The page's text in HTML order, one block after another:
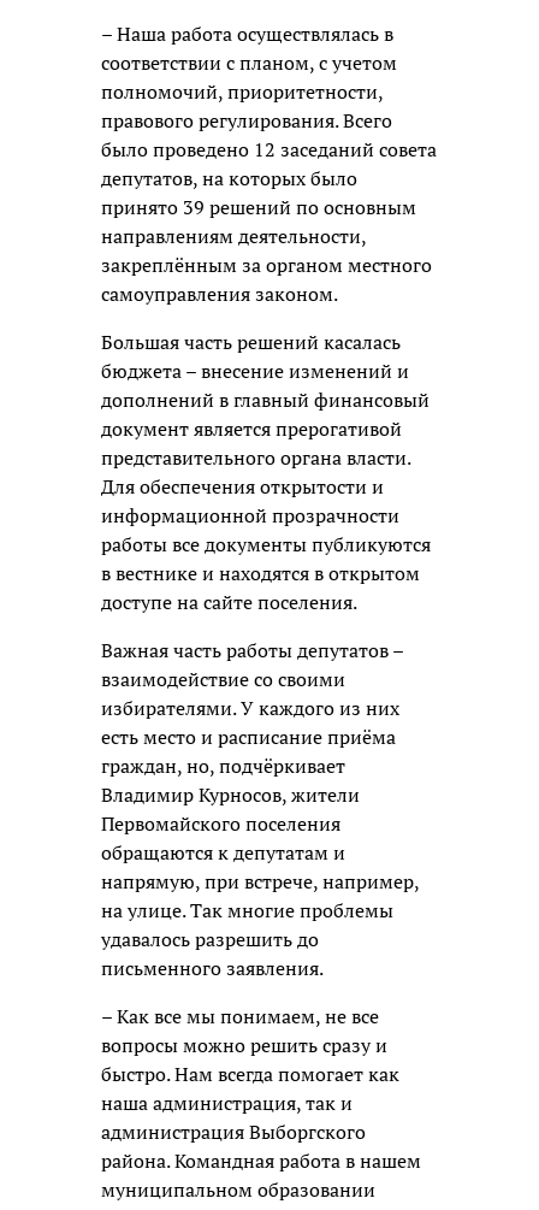
– Наша работа осуществлялась в
соответствии с планом, с учетом
полномочий, приоритетности,
правового регулирования. Всего
было проведено 12 заседаний совета
депутатов, на которых было
принято 39 решений по основным
направлениям деятельности,
закреплённым за органом местного
самоуправления законом.
Большая часть решений касалась
бюджета – внесение изменений и
дополнений в главный финансовый
документ является прерогативой
представительного органа власти.
Для обеспечения открытости и
информационной прозрачности
работы все документы публикуются
в вестнике и находятся в открытом
доступе на сайте поселения.
Важная часть работы депутатов –
взаимодействие со своими
избирателями. У каждого из них
есть место и расписание приёма
граждан, но, подчёркивает
Владимир Курносов, жители
Первомайского поселения
обращаются к депутатам и
напрямую, при встрече, например,
на улице. Так многие проблемы
удавалось разрешить до
письменного заявления.
– Как все мы понимаем, не все
вопросы можно решить сразу и
быстро. Нам всегда помогает как
наша администрация, так и
администрация Выборгского
района. Командная работа в нашем
муниципальном образовании